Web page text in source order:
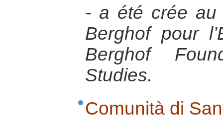
- a été crée au
Berghof pour
Berghof
Studies.
Comunità di